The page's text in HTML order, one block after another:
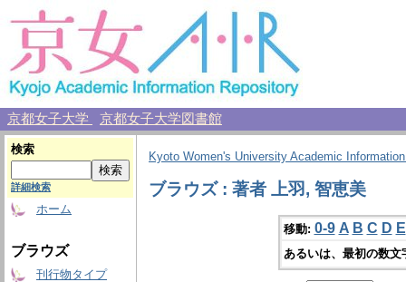
京都女子大学 京都女子大学図書館
検索
詳細検索
ホーム
ブラウズ
刊行物タイプ
Kyoto Women's University Academic
ブラウズ : 著者 上羽, 智恵美
移動: 0-9 A B C D E
あるいは、最初の数